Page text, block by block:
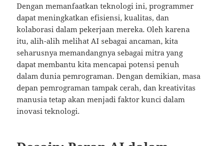
Dengan memanfaatkan teknologi ini, programmer
dapat meningkatkan efisiensi, kualitas, dan
kolaborasi dalam pekerjaan mereka. Oleh karena
itu, alih-alih melihat AI sebagai ancaman, kita
seharusnya memandangnya sebagai mitra yang
dapat membantu kita mencapai potensi penuh
dalam dunia pemrograman. Dengan demikian, masa
depan pemrograman tampak cerah, dan kreativitas
manusia tetap akan menjadi faktor kunci dalam
inovasi teknologi.